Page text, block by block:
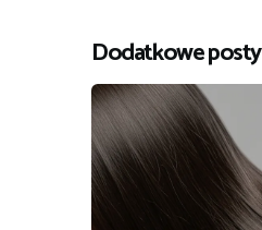
Dodatkowe posty